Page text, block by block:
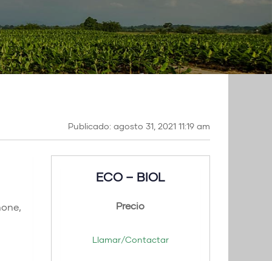
Publicado: agosto 31, 2021 11:19 am
ECO – BIOL
Precio
Llamar/Contactar